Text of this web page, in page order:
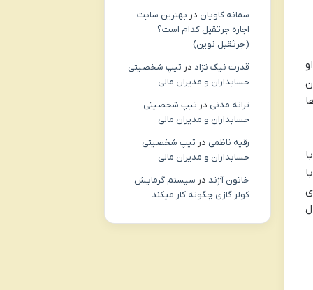
و صنعتگر را به مدت بیش از ۳۰ سال
سمانه کاویان در بهترین سایت
اجاره جرثقیل کدام است؟
(جرثقیل نوین)
قدرت نیک نژاد در تیپ شخصیتی
حسابداران و مدیران مالی
ترانه مدنی در تیپ شخصیتی
حسابداران و مدیران مالی
رقیه ناظمی در تیپ شخصیتی
حسابداران و مدیران مالی
خاتون آژند در سیستم گرمایش
کولر گازی چگونه کار میکند